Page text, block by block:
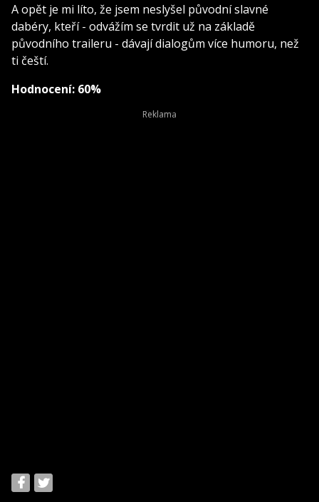
A opět je mi líto, že jsem neslyšel původní slavné
dabéry, kteří - odvážím se tvrdit už na základě
původního traileru - dávají dialogům více humoru, než
ti čeští.
Hodnocení: 60%